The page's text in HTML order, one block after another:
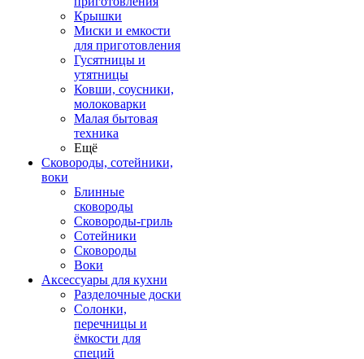
Крышки
Миски и емкости
для приготовления
Гусятницы и
утятницы
Ковши, соусники,
молоковарки
Малая бытовая
техника
Ещё
Сковороды, сотейники,
воки
Блинные
сковороды
Сковороды-гриль
Сотейники
Сковороды
Воки
Аксессуары для кухни
Разделочные доски
Солонки,
перечницы и
ёмкости для
специй